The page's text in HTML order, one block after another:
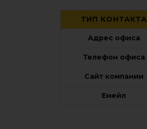
ТИП КОНТАКТА
Адрес офиса
Телефон офиса
Сайт компании
Емейл